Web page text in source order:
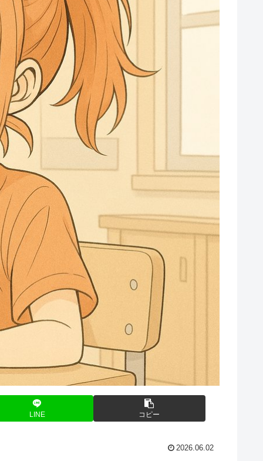
LINE コピー
2026.06.02